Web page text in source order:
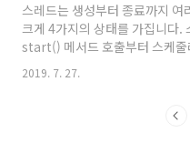
스레드는 생성부터 종료까지 여
크게 4가지의 상태를 가집니다
start() 메서드 호출부터 스케줄
의 상태입니다. 2. run state :
러가 run() 메서드를 실행시키
작을 일시 정지한 상태입니다
2019. 7. 27.